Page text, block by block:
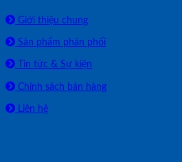
Giới thiệu chung
Sản phẩm phân phối
Tin tức & Sự kiện
Chính sách bán hàng
Liên hệ